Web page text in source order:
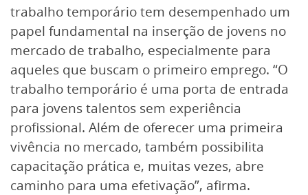
trabalho temporário tem desempenhado um
papel fundamental na inserção de jovens no
mercado de trabalho, especialmente para
aqueles que buscam o primeiro emprego. “O
trabalho temporário é uma porta de entrada
para jovens talentos sem experiência
profissional. Além de oferecer uma primeira
vivência no mercado, também possibilita
capacitação prática e, muitas vezes, abre
caminho para uma efetivação”, afirma.